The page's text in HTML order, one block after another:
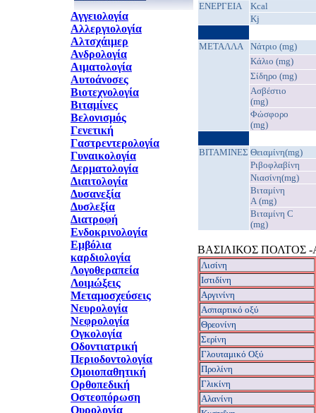
Αγγειολογία
Αλλεργιολογία
Αλτσχάιμερ
Ανδρολογία
Αιματολογία
Αυτοάνοσες
Βιοτεχνολογία
Βιταμίνες
Βελονισμός
Γενετική
Γαστρεντερολογία
Γυναικολογία
Δερματολογία
Διαιτολογία
Δυσανεξία
Δυσλεξία
Διατροφή
Ενδοκρινολογία
Εμβόλια
καρδιολογία
Λογοθεραπεία
Λοιμώξεις
Μεταμοσχεύσεις
Νευρολογία
Νεφρολογία
Ογκολογία
Οδοντιατρική
Περιοδοντολογία
Ομοιοπαθητική
Ορθοπεδική
Οστεοπόρωση
Ουρολογία
EΝΕΡΓΕΙΑ
Kcal
Kj
ΜΕΤΑΛΛΑ
Νάτριο (mg)
Κάλιο (mg)
Σίδηρο (mg)
Ασβέστιο
(mg)
Φώσφορο
(mg)
ΒΙΤΑΜΙΝΕΣ Θειαμίνη(mg)
Ριβοφλαβίνη
Νιασίνη(mg)
Βιταμίνη
A (mg)
Βιταμίνη C
(mg)
ΒΑΣΙΛΙΚΟΣ ΠΟΛΤΟΣ
Λισίνη
Ιστιδίνη
Aργινίνη
Ασπαρτικό οξύ
Θρεονίνη
Σερίνη
Γλουταμικό Οξύ
Προλίνη
Γλικίνη
Αλανίνη